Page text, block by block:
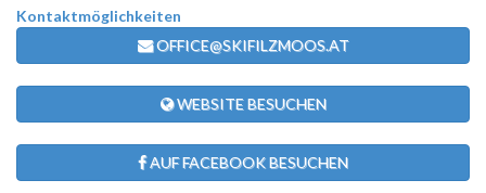
Kontaktmöglichkeiten
OFFICE@SKIFILZMOOS.AT
WEBSITE BESUCHEN
AUF FACEBOOK BESUCHEN